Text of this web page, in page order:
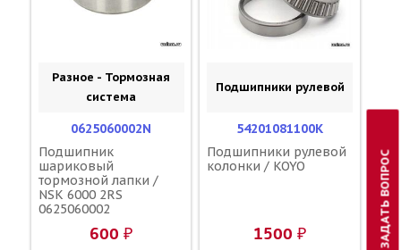
Разное - Тормозная
система
0625060002N
Подшипник
шариковый
тормозной лапки /
NSK 6000 2RS
0625060002
600 ₽
Подшипники рулевой
54201081100K
Подшипники рулевой
колонки / KOYO
1500 ₽ ЗАДАТЬ ВОПРОС